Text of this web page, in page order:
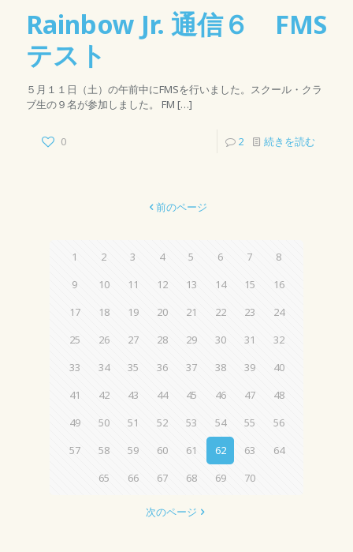
Rainbow Jr. 通信６ FMS
テスト
５月１１日（土）の午前中にFMSを行いました。スクール・クラ
ブ生の９名が参加しました。 FM […]
0 2 続きを読む
前のページ
1 2 3 4 5 6 7
8
9
10 11 12 13 14 15
16
17
18 19 20 21 22 23
24
25
26 27 28 29 30 31
32
33
34 35 36 37 38 39
40
41
42 43 44 45 46 47
48
49
50 51 52 53 54 55
56
57
58 59 60 61 62 63
64
65
66 67 68 69 70
次のページ